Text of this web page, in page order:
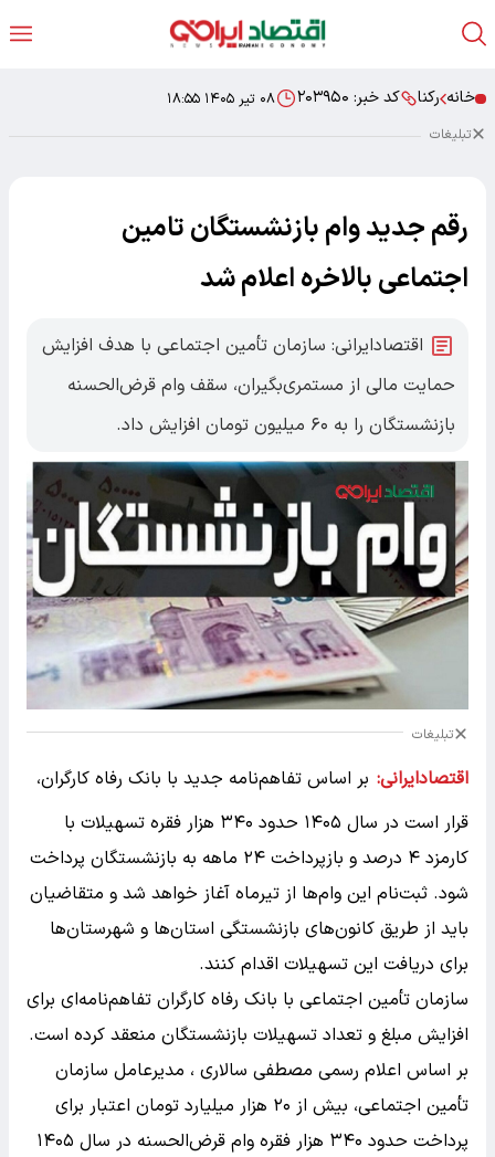
خانه رکنا کد خبر: ۲۰۳۹۵۰ ۰۸ تیر ۱۴۰۵ ۱۸:۵۵
تبلیغات
رقم جدید وام بازنشستگان تامین
اجتماعی بالاخره اعلام شد
اقتصادایرانی: سازمان تأمین اجتماعی با هدف افزایش
حمایت مالی از مستمری‌بگیران، سقف وام قرض‌الحسنه
بازنشستگان را به ۶۰ میلیون تومان افزایش داد.
تبلیغات
اقتصادایرانی: بر اساس تفاهم‌نامه جدید با بانک رفاه کارگران،
قرار است در سال ۱۴۰۵ حدود ۳۴۰ هزار فقره تسهیلات با
کارمزد ۴ درصد و بازپرداخت ۲۴ ماهه به بازنشستگان پرداخت
شود. ثبت‌نام این وام‌ها از تیرماه آغاز خواهد شد و متقاضیان
باید از طریق کانون‌های بازنشستگی استان‌ها و شهرستان‌ها
برای دریافت این تسهیلات اقدام کنند.
سازمان تأمین اجتماعی با بانک رفاه کارگران تفاهم‌نامه‌ای برای
افزایش مبلغ و تعداد تسهیلات بازنشستگان منعقد کرده است.
بر اساس اعلام رسمی مصطفی سالاری ، مدیرعامل سازمان
تأمین اجتماعی، بیش از ۲۰ هزار میلیارد تومان اعتبار برای
پرداخت حدود ۳۴۰ هزار فقره وام قرض‌الحسنه در سال ۱۴۰۵